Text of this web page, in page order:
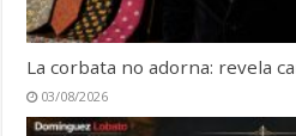
La corbata no adorna: revela
03/08/2026